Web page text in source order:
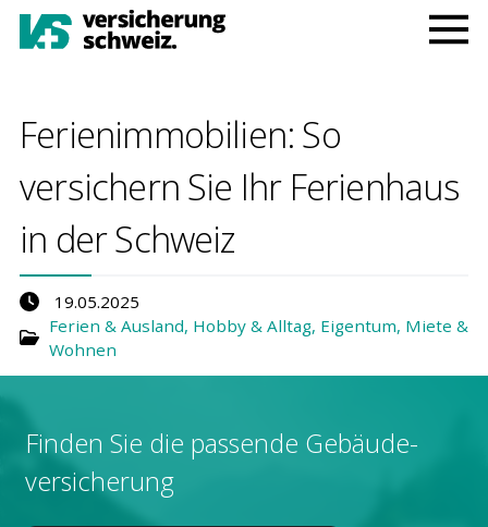
Ferienimmobilien: So
versichern Sie Ihr Ferienhaus
in der Schweiz
19.05.2025
Ferien & Ausland, Hobby & Alltag, Eigentum, Miete &
Wohnen
Finden Sie die pas­sende Gebäude­
versicherung